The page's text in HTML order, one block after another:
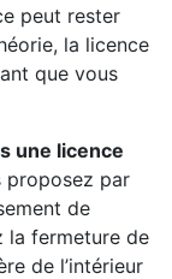
peut rester
la licence
que vous
une licence
proposez par
de
la fermeture de
de l’intérieur